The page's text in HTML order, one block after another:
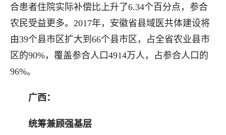
合患者住院实际补偿比上升了6.34个百分点，参合
农民受益更多。2017年，安徽省县域医共体建设将
由39个县市区扩大到66个县市区，占全省农业县市
区的90%，覆盖参合人口4914万人，占参合人口的
96%。
广西：
统筹兼顾强基层